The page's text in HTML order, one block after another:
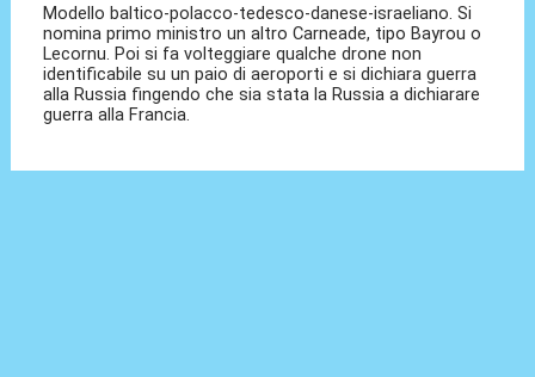
Modello baltico-polacco-tedesco-danese-israeliano. Si
nomina primo ministro un altro Carneade, tipo Bayrou o
Lecornu. Poi si fa volteggiare qualche drone non
identificabile su un paio di aeroporti e si dichiara guerra
alla Russia fingendo che sia stata la Russia a dichiarare
guerra alla Francia.